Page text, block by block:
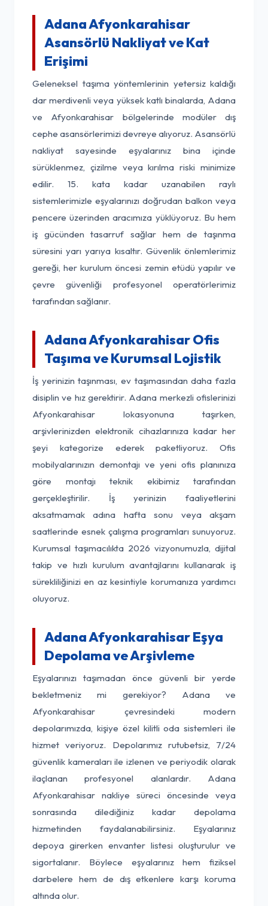
Adana Afyonkarahisar
Asansörlü Nakliyat ve Kat
Erişimi
Geleneksel taşıma yöntemlerinin yetersiz kaldığı
dar merdivenli veya yüksek katlı binalarda, Adana
ve Afyonkarahisar bölgelerinde modüler dış
cephe asansörlerimizi devreye alıyoruz. Asansörlü
nakliyat sayesinde eşyalarınız bina içinde
sürüklenmez, çizilme veya kırılma riski minimize
edilir. 15. kata kadar uzanabilen raylı
sistemlerimizle eşyalarınızı doğrudan balkon veya
pencere üzerinden aracımıza yüklüyoruz. Bu hem
iş gücünden tasarruf sağlar hem de taşınma
süresini yarı yarıya kısaltır. Güvenlik önlemlerimiz
gereği, her kurulum öncesi zemin etüdü yapılır ve
çevre güvenliği profesyonel operatörlerimiz
tarafından sağlanır.
Adana Afyonkarahisar Ofis
Taşıma ve Kurumsal Lojistik
İş yerinizin taşınması, ev taşımasından daha fazla
disiplin ve hız gerektirir. Adana merkezli ofislerinizi
Afyonkarahisar lokasyonuna taşırken,
arşivlerinizden elektronik cihazlarınıza kadar her
şeyi kategorize ederek paketliyoruz. Ofis
mobilyalarınızın demontajı ve yeni ofis planınıza
göre montajı teknik ekibimiz tarafından
gerçekleştirilir. İş yerinizin faaliyetlerini
aksatmamak adına hafta sonu veya akşam
saatlerinde esnek çalışma programları sunuyoruz.
Kurumsal taşımacılıkta 2026 vizyonumuzla, dijital
takip ve hızlı kurulum avantajlarını kullanarak iş
sürekliliğinizi en az kesintiyle korumanıza yardımcı
oluyoruz.
Adana Afyonkarahisar Eşya
Depolama ve Arşivleme
Eşyalarınızı taşımadan önce güvenli bir yerde
bekletmeniz mi gerekiyor? Adana ve
Afyonkarahisar çevresindeki modern
depolarımızda, kişiye özel kilitli oda sistemleri ile
hizmet veriyoruz. Depolarımız rutubetsiz, 7/24
güvenlik kameraları ile izlenen ve periyodik olarak
ilaçlanan profesyonel alanlardır. Adana
Afyonkarahisar nakliye süreci öncesinde veya
sonrasında dilediğiniz kadar depolama
hizmetinden faydalanabilirsiniz. Eşyalarınız
depoya girerken envanter listesi oluşturulur ve
sigortalanır. Böylece eşyalarınız hem fiziksel
darbelere hem de dış etkenlere karşı koruma
altında olur.